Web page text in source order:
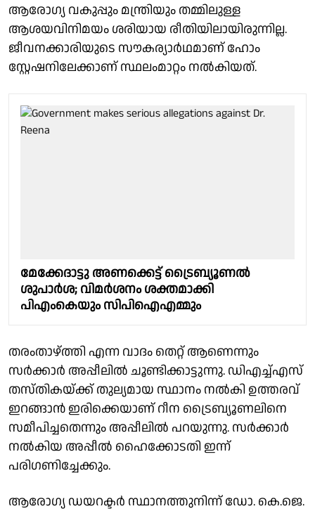
ആരോഗ്യ വകുപ്പും മന്ത്രിയും തമ്മിലുള്ള
ആശയവിനിമയം ശരിയായ രീതിയിലായിരുന്നില്ല.
ജീവനക്കാരിയുടെ സൗകര്യാർഥമാണ് ഹോം
സ്റ്റേഷനിലേക്കാണ് സ്ഥലംമാറ്റം നൽകിയത്.
മേക്കേദാട്ടു അണക്കെട്ട് ട്രൈബ്യൂണൽ
ശുപാർശ; വിമർശനം ശക്തമാക്കി
പിഎംകെയും സിപിഐഎമ്മും
തരംതാഴ്ത്തി എന്ന വാദം തെറ്റ് ആണെന്നും
സർക്കാർ അപ്പീലിൽ ചൂണ്ടിക്കാട്ടുന്നു. ഡിഎച്ച്എസ്
തസ്തികയ്ക്ക് തുല്യമായ സ്ഥാനം നൽകി ഉത്തരവ്
ഇറങ്ങാൻ ഇരിക്കെയാണ് റീന ട്രൈബ്യൂണലിനെ
സമീപിച്ചതെന്നും അപ്പീലിൽ പറയുന്നു. സര്‍ക്കാര്‍
നല്‍കിയ അപ്പീല്‍ ഹൈക്കോടതി ഇന്ന്
പരിഗണിച്ചേക്കും.
ആരോഗ്യ ഡയറക്ടർ സ്ഥാനത്തുനിന്ന് ഡോ. കെ.ജെ.